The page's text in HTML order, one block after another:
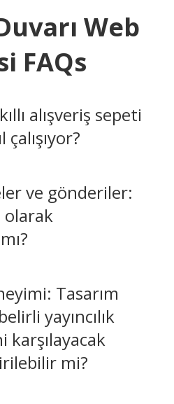
Web
FAQs
alışveriş sepeti
ve gönderiler:
olarak
Tasarım
yayıncılık
karşılayacak
mi?